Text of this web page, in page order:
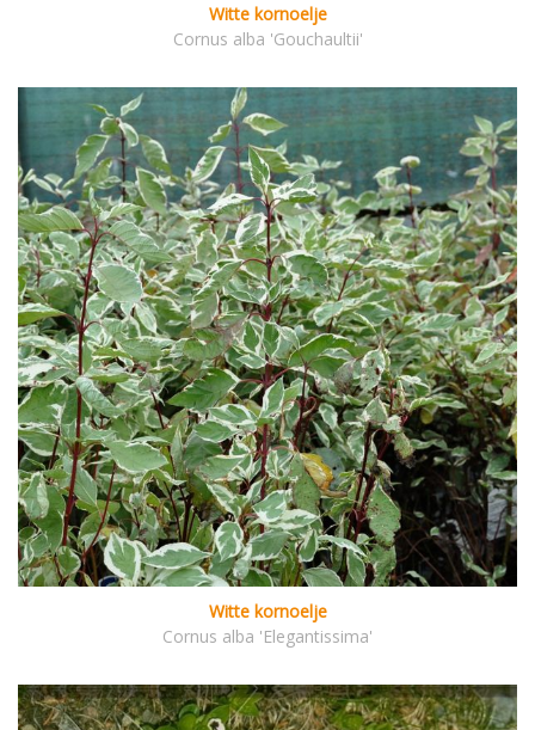
Witte kornoelje
Cornus alba 'Gouchaultii'
Witte kornoelje
Cornus alba 'Elegantissima'